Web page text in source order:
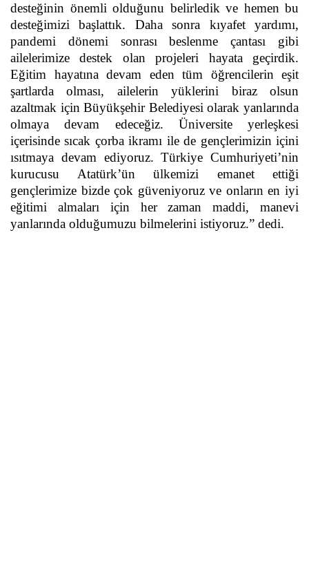
desteğinin önemli olduğunu belirledik ve hemen bu
desteğimizi başlattık. Daha sonra kıyafet yardımı,
pandemi dönemi sonrası beslenme çantası gibi
ailelerimize destek olan projeleri hayata geçirdik.
Eğitim hayatına devam eden tüm öğrencilerin eşit
şartlarda olması, ailelerin yüklerini biraz olsun
azaltmak için Büyükşehir Belediyesi olarak yanlarında
olmaya devam edeceğiz. Üniversite yerleşkesi
içerisinde sıcak çorba ikramı ile de gençlerimizin içini
ısıtmaya devam ediyoruz. Türkiye Cumhuriyeti’nin
kurucusu Atatürk’ün ülkemizi emanet ettiği
gençlerimize bizde çok güveniyoruz ve onların en iyi
eğitimi almaları için her zaman maddi, manevi
yanlarında olduğumuzu bilmelerini istiyoruz.” dedi.